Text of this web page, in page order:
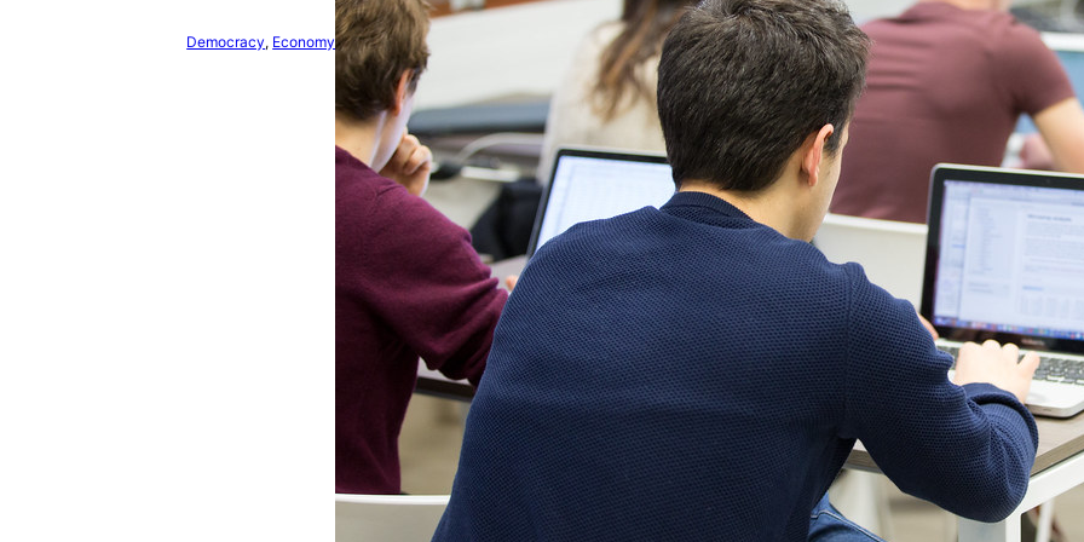
Democracy, Economy